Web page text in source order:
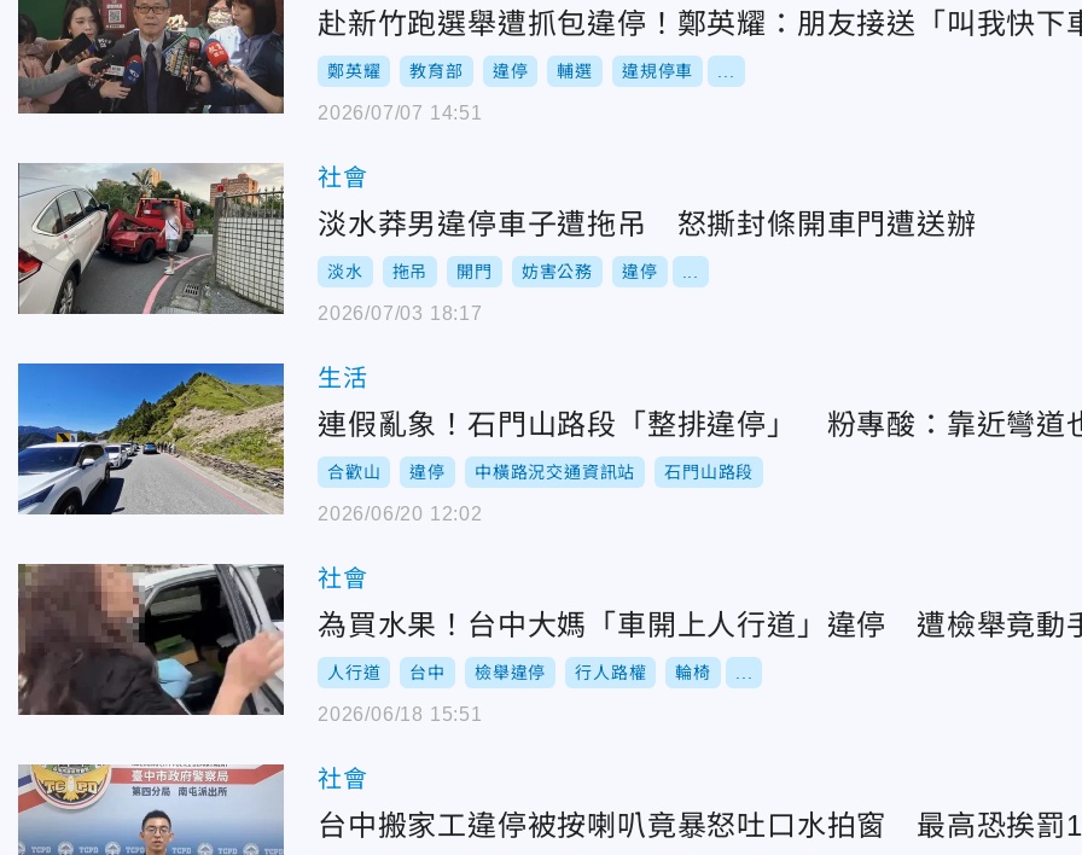
赴新竹跑選舉遭抓包違停！鄭英耀：朋友接送「叫我快下
鄭英耀 教育部 違停 輔選 違規停車
2026/07/07 14:51
社會
淡水莽男違停車子遭拖吊 怒撕封條開車門遭送辦
淡水 拖吊 開門 妨害公務 違停
2026/07/03 18:17
生活
連假亂象！石門山路段「整排違停」 粉專酸：靠近彎道
合歡山 違停 中橫路況交通資訊站 石門山路段
2026/06/20 12:02
社會
為買水果！台中大媽「車開上人行道」違停 遭檢舉竟動
人行道 台中 檢舉違停 行人路權 輪椅
2026/06/18 15:51
社會
台中搬家工違停被按喇叭竟暴怒吐口水拍窗 最高恐挨罰